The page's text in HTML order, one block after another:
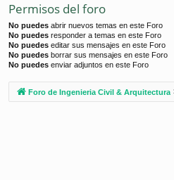
Permisos del foro
No puedes abrir nuevos temas en este Foro
No puedes responder a temas en este Foro
No puedes editar sus mensajes en este Foro
No puedes borrar sus mensajes en este Foro
No puedes enviar adjuntos en este Foro
Foro de Ingenieria Civil & Arquitectura